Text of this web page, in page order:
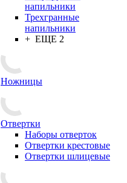
напильники
Трехгранные
напильники
+ ЕЩЕ 2
Ножницы
Отвертки
Наборы отверток
Отвертки крестовые
Отвертки шлицевые